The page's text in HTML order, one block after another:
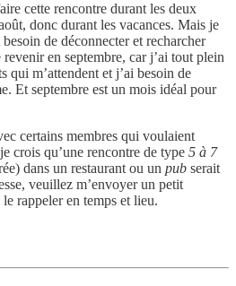
cette rencontre durant les deux
donc durant les vacances. Mais je
de déconnecter et recharcher
revenir en septembre, car j’ai tout plein
qui m’attendent et j’ai besoin de
Et septembre est un mois idéal pour
certains membres qui voulaient
crois qu’une rencontre de type 5 à 7
dans un restaurant ou un pub serait
veuillez m’envoyer un petit
rappeler en temps et lieu.